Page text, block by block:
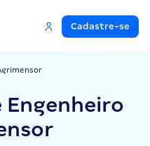
Cadastre-se
Engenheiro